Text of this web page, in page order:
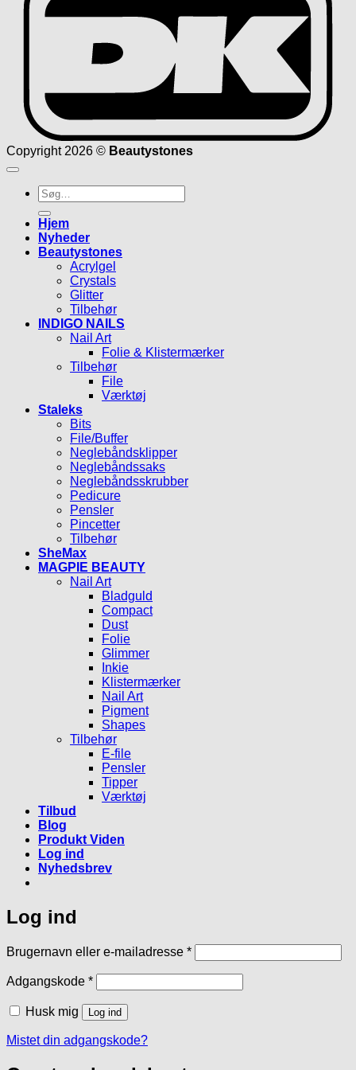
Copyright 2026 © Beautystones
Søg
efter:
Hjem
Nyheder
Beautystones
Acrylgel
Crystals
Glitter
Tilbehør
INDIGO NAILS
Nail Art
Folie & Klistermærker
Tilbehør
File
Værktøj
Staleks
Bits
File/Buffer
Neglebåndsklipper
Neglebåndssaks
Neglebåndsskrubber
Pedicure
Pensler
Pincetter
Tilbehør
SheMax
MAGPIE BEAUTY
Nail Art
Bladguld
Compact
Dust
Folie
Glimmer
Inkie
Klistermærker
Nail Art
Pigment
Shapes
Tilbehør
E-file
Pensler
Tipper
Værktøj
Tilbud
Blog
Produkt Viden
Log ind
Nyhedsbrev
Log ind
Brugernavn eller e-mailadresse *Påkrævet
Adgangskode *Påkrævet
Husk mig Log ind
Mistet din adgangskode?